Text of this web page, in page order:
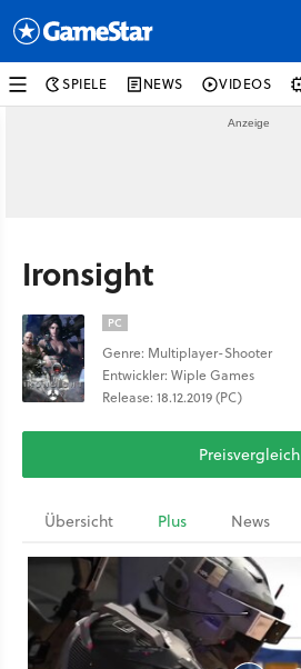
SPIELE NEWS VIDEOS
Ironsight
PC
Genre: Multiplayer-Shooter
Entwickler: Wiple Games
Release: 18.12.2019 (PC)
Preisvergleich
Übersicht Plus News